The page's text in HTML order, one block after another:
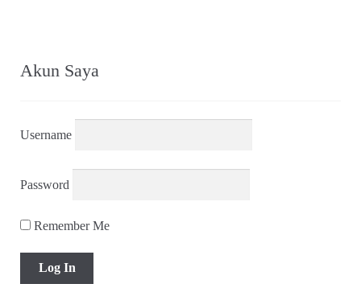
Akun Saya
Username
Password
Remember Me